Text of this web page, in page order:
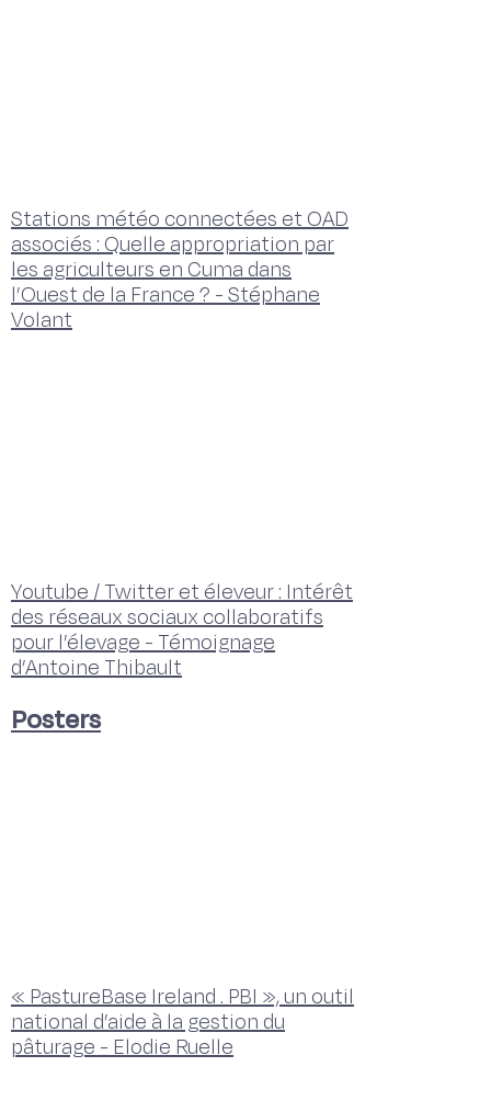
Stations météo connectées et OAD
associés : Quelle appropriation par
les agriculteurs en Cuma dans
l’Ouest de la France ? - Stéphane
Volant
Youtube / Twitter et éleveur : Intérêt
des réseaux sociaux collaboratifs
pour l’élevage - Témoignage
d’Antoine Thibault
Posters
« PastureBase Ireland . PBI », un outil
national d’aide à la gestion du
pâturage - Elodie Ruelle